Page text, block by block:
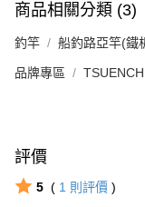
商品相關分類 (3)
釣竿 船釣路亞竿(鐵
品牌專區
評價
5 ( 1 則評價 )